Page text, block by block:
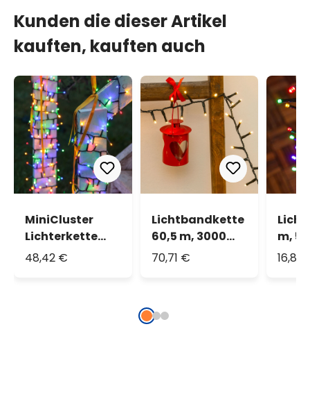
Kunden die dieser Artikel
kauften, kauften auch
MiniCluster
Lichterkette
40,5 m, 2000
48,42 €
Lichtbandkette
60,5 m, 3000
warmweiße
70,71 €
m,
16,84